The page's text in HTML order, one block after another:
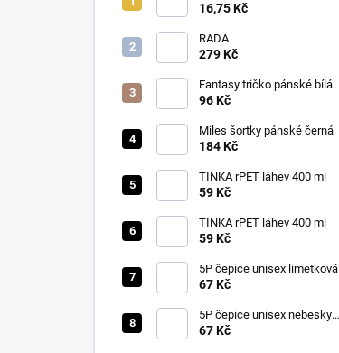
16,75 Kč
RADA
279 Kč
Fantasy tričko pánské bílá
96 Kč
Miles šortky pánské černá
184 Kč
TINKA rPET láhev 400 ml
59 Kč
TINKA rPET láhev 400 ml
59 Kč
5P čepice unisex limetková
nastavitelná
67 Kč
5P čepice unisex nebesky
modrá nastavitelná
67 Kč